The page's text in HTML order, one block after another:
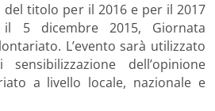
titolo per il 2016 e per il 2017
il ​​5 dicembre 2015, Giornata
L’evento sarà utilizzato
dell’opinione
a livello locale, nazionale e